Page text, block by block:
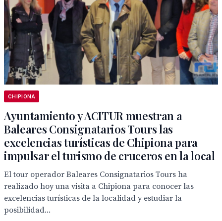
CHIPIONA
Ayuntamiento y ACITUR muestran a
Baleares Consignatarios Tours las
excelencias turísticas de Chipiona para
impulsar el turismo de cruceros en la local
El tour operador Baleares Consignatarios Tours ha
realizado hoy una visita a Chipiona para conocer las
excelencias turísticas de la localidad y estudiar la
posibilidad...